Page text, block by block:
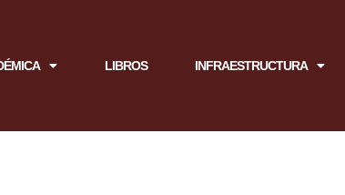
LIBROS INFRAESTRUCTURA